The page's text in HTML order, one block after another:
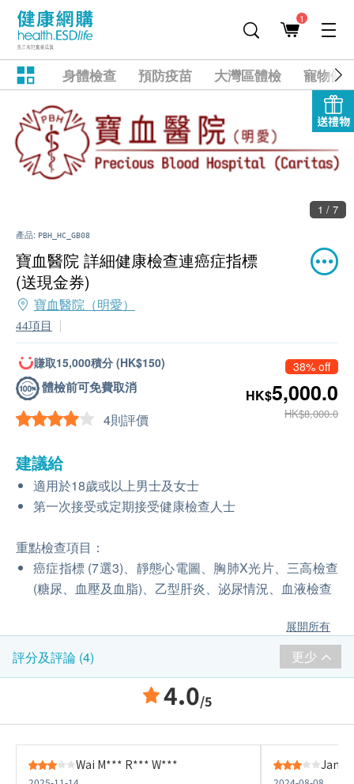
1
身體檢查 預防疫苗 大灣區體檢 寵物健
送禮物
1 / 7
產品: PBH_HC_GB08
寶血醫院 詳細健康檢查連癌症指標
(送現金券)
寶血醫院（明愛）
44項目
賺取15,000積分 (HK$150)
體檢前可免費取消
4則評價
38% off
HK$5,000.0
HK$8,000.0
建議給
適用於18歲或以上男士及女士
第一次接受或定期接受健康檢查人士
重點檢查項目：
癌症指標 (7選3)、靜態心電圖、胸肺X光片、三高檢查
(糖尿、血壓及血脂)、乙型肝炎、泌尿情況、血液檢查
展開所有
評分及評論 (4) 更少
4.0/5
Wai M*** R*** W***